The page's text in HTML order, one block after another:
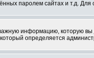
паролем сайтах и т.д. Для
информацию, которую вы
определяется